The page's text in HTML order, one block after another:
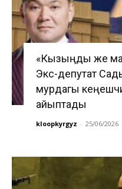
«Кызыңды же
Экс-депутат
мурдагы
айыптады
kloopkyrgyz - 25/06/2026